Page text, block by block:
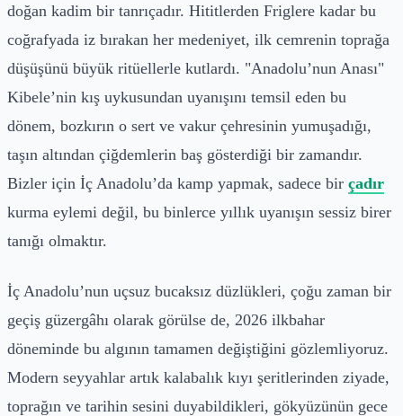
doğan kadim bir tanrıçadır. Hititlerden Friglere kadar bu
coğrafyada iz bırakan her medeniyet, ilk cemrenin toprağa
düşüşünü büyük ritüellerle kutlardı. "Anadolu’nun Anası"
Kibele’nin kış uykusundan uyanışını temsil eden bu
dönem, bozkırın o sert ve vakur çehresinin yumuşadığı,
taşın altından çiğdemlerin baş gösterdiği bir zamandır.
Bizler için İç Anadolu’da kamp yapmak, sadece bir çadır
kurma eylemi değil, bu binlerce yıllık uyanışın sessiz birer
tanığı olmaktır.
İç Anadolu’nun uçsuz bucaksız düzlükleri, çoğu zaman bir
geçiş güzergâhı olarak görülse de, 2026 ilkbahar
döneminde bu algının tamamen değiştiğini gözlemliyoruz.
Modern seyyahlar artık kalabalık kıyı şeritlerinden ziyade,
toprağın ve tarihin sesini duyabildikleri, gökyüzünün gece